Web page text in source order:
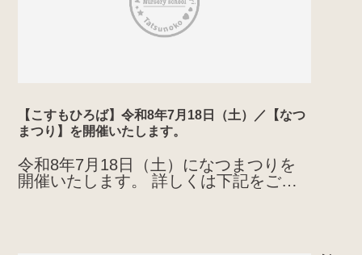
【こすもひろば】令和8年7月18日（土）／【なつ
まつり】を開催いたします。
令和8年7月18日（土）になつまつりを
開催いたします。 詳しくは下記をご覧